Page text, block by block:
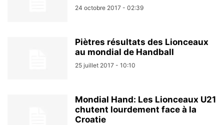
24 octobre 2017 - 02:39
Piètres résultats des Lionceaux
au mondial de Handball
25 juillet 2017 - 10:10
Mondial Hand: Les Lionceaux U21
chutent lourdement face à la
Croatie